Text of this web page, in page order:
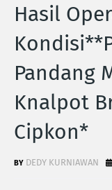
Hasil
Pandang
Knalpot
Cipkon*
DEDY KURNIAWAN